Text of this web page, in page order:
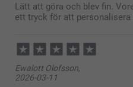
Lätt att göra och blev fin.
ett tryck för att personalisera
Ewalott Olofsson,
2026-03-11